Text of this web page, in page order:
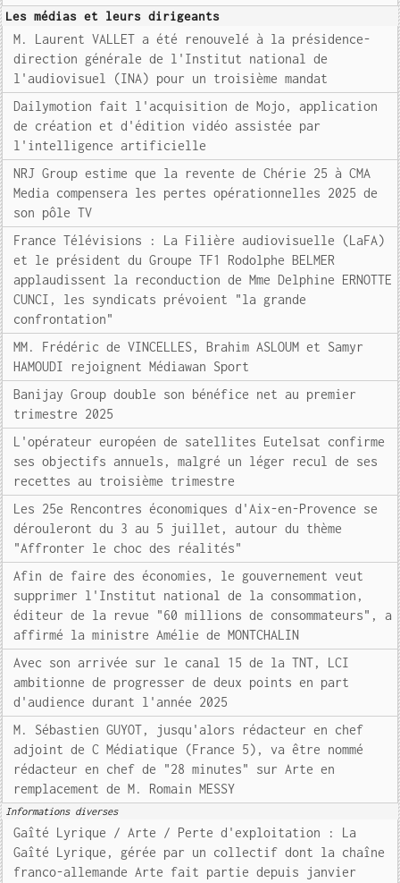
Les médias et leurs dirigeants
M. Laurent VALLET a été renouvelé à la présidence-
direction générale de l'Institut national de
l'audiovisuel (INA) pour un troisième mandat
Dailymotion fait l'acquisition de Mojo, application
de création et d'édition vidéo assistée par
l'intelligence artificielle
NRJ Group estime que la revente de Chérie 25 à CMA
Media compensera les pertes opérationnelles 2025 de
son pôle TV
France Télévisions : La Filière audiovisuelle (LaFA)
et le président du Groupe TF1 Rodolphe BELMER
applaudissent la reconduction de Mme Delphine ERNOTTE
CUNCI, les syndicats prévoient "la grande
confrontation"
MM. Frédéric de VINCELLES, Brahim ASLOUM et Samyr
HAMOUDI rejoignent Médiawan Sport
Banijay Group double son bénéfice net au premier
trimestre 2025
L'opérateur européen de satellites Eutelsat confirme
ses objectifs annuels, malgré un léger recul de ses
recettes au troisième trimestre
Les 25e Rencontres économiques d'Aix-en-Provence se
dérouleront du 3 au 5 juillet, autour du thème
"Affronter le choc des réalités"
Afin de faire des économies, le gouvernement veut
supprimer l'Institut national de la consommation,
éditeur de la revue "60 millions de consommateurs", a
affirmé la ministre Amélie de MONTCHALIN
Avec son arrivée sur le canal 15 de la TNT, LCI
ambitionne de progresser de deux points en part
d'audience durant l'année 2025
M. Sébastien GUYOT, jusqu'alors rédacteur en chef
adjoint de C Médiatique (France 5), va être nommé
rédacteur en chef de "28 minutes" sur Arte en
remplacement de M. Romain MESSY
Informations diverses
Gaîté Lyrique / Arte / Perte d'exploitation : La
Gaîté Lyrique, gérée par un collectif dont la chaîne
franco-allemande Arte fait partie depuis janvier